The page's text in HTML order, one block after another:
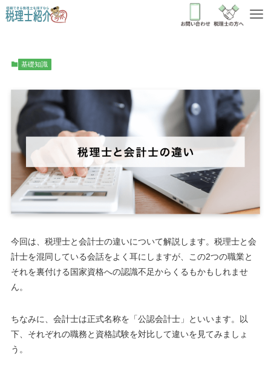
基礎知識
今回は、税理士と会計士の違いについて解説します。税理士と会
計士を混同している会話をよく耳にしますが、この2つの職業と
それを裏付ける国家資格への認識不足からくるもかもしれませ
ん。
ちなみに、会計士は正式名称を「公認会計士」といいます。以
下、それぞれの職務と資格試験を対比して違いを見てみましょ
う。